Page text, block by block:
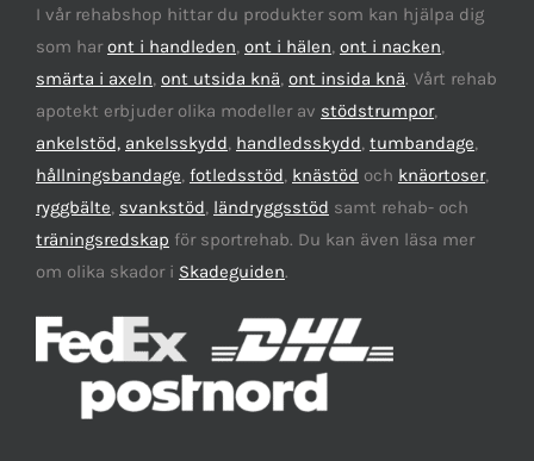
I vår rehabshop hittar du produkter som kan hjälpa dig
som haront i handleden, ont i hälen, ont i nacken,
smärta i axeln, ont utsida knä, ont insida knä. Vårt rehab
apotekt erbjuder olika modeller av stödstrumpor,
ankelstöd, ankelsskydd, handledsskydd, tumbandage,
hållningsbandage, fotledsstöd, knästöd och knäortoser,
ryggbälte, svankstöd, ländryggsstöd samt rehab- och
träningsredskap för sportrehab. Du kan även läsa mer
om olika skador i Skadeguiden.